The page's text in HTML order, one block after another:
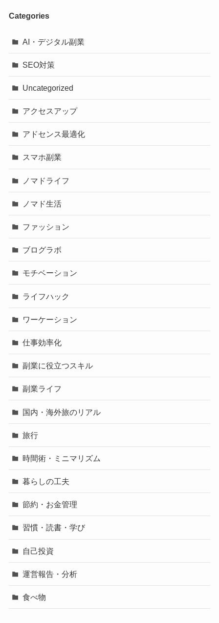
Categories
AI・デジタル副業
SEO対策
Uncategorized
アクセスアップ
アドセンス最適化
スマホ副業
ノマドライフ
ノマド生活
ファッション
ブログラボ
モチベーション
ライフハック
ワーケーション
仕事効率化
副業に役立つスキル
副業ライフ
国内・海外旅のリアル
旅行
時間術・ミニマリズム
暮らしの工夫
節約・お金管理
習慣・読書・学び
自己投資
運営報告・分析
食べ物